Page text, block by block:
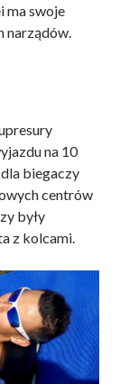
ma swoje
narządów.
na 10
biegaczy
centrów
były
z kolcami.